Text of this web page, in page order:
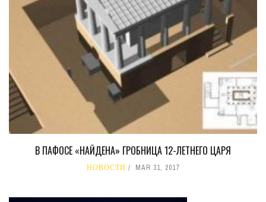
В ПАФОСЕ «НАЙДЕНА» ГРОБНИЦА 12-ЛЕТНЕГО ЦАРЯ
НОВОСТИ MAR 31, 2017